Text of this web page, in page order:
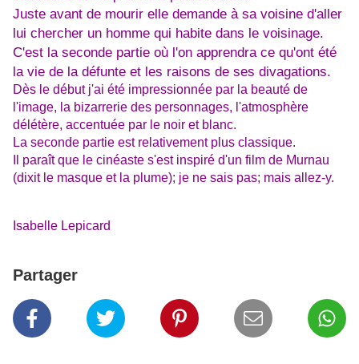
Juste avant de mourir elle demande à sa voisine d'aller
lui chercher un homme qui habite dans le voisinage.
C'est la seconde partie où l'on apprendra ce qu'ont été
la vie de la défunte et les raisons de ses divagations.
Dès le début j'ai été impressionnée par la beauté de
l'image, la bizarrerie des personnages, l'atmosphère
délétère, accentuée par le noir et blanc.
La seconde partie est relativement plus classique.
Il paraît que le cinéaste s'est inspiré d'un film de Murnau
(dixit le masque et la plume); je ne sais pas; mais allez-y.
Isabelle Lepicard
Partager